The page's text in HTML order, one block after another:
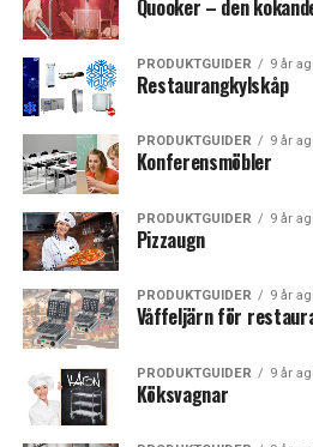
Quooker – den
PRODUKTGUIDER 9 år
Restaurangkylskåp
PRODUKTGUIDER 9 år
Konferensmöbler
PRODUKTGUIDER 9 år
Pizzaugn
PRODUKTGUIDER 9 år
Våffeljärn för
PRODUKTGUIDER 9 år
Köksvagnar